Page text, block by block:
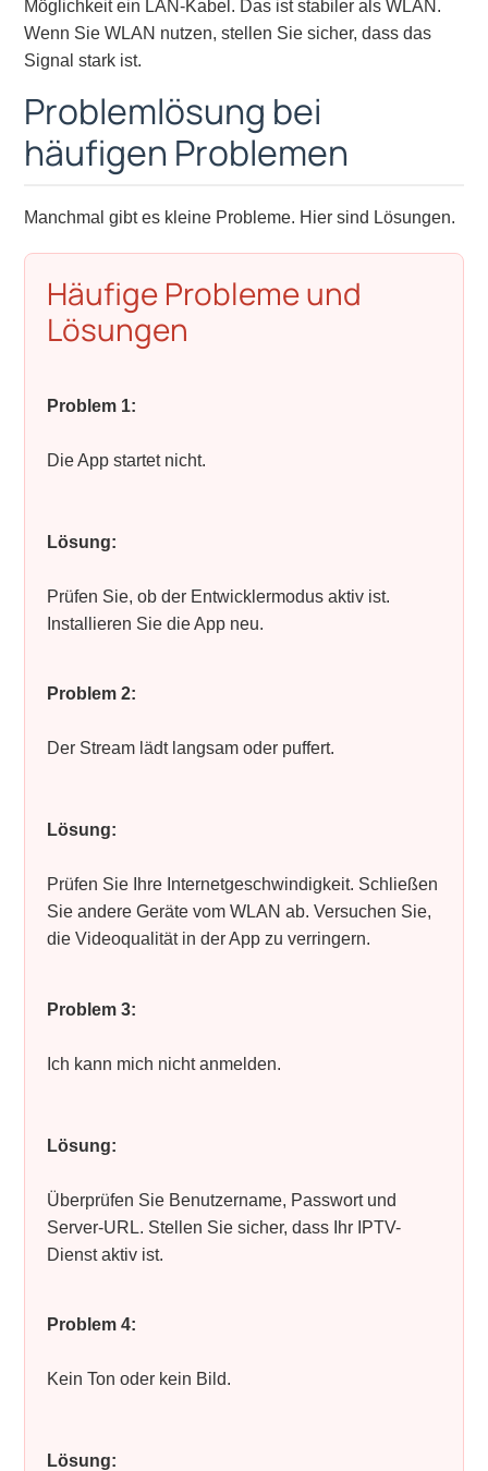
Möglichkeit ein LAN-Kabel. Das ist stabiler als WLAN.
Wenn Sie WLAN nutzen, stellen Sie sicher, dass das
Signal stark ist.
Problemlösung bei
häufigen Problemen
Manchmal gibt es kleine Probleme. Hier sind Lösungen.
Häufige Probleme und
Lösungen
Problem 1:
Die App startet nicht.
Lösung:
Prüfen Sie, ob der Entwicklermodus aktiv ist.
Installieren Sie die App neu.
Problem 2:
Der Stream lädt langsam oder puffert.
Lösung:
Prüfen Sie Ihre Internetgeschwindigkeit. Schließen
Sie andere Geräte vom WLAN ab. Versuchen Sie,
die Videoqualität in der App zu verringern.
Problem 3:
Ich kann mich nicht anmelden.
Lösung:
Überprüfen Sie Benutzername, Passwort und
Server-URL. Stellen Sie sicher, dass Ihr IPTV-
Dienst aktiv ist.
Problem 4:
Kein Ton oder kein Bild.
Lösung: